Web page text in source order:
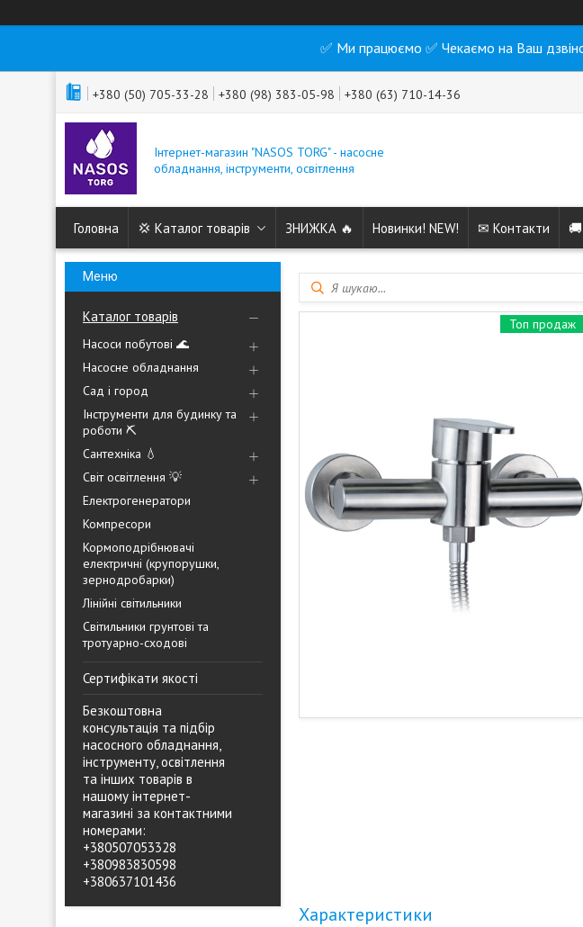
✅ Ми працюємо ✅ Чекаємо на Ваш
+380 (50) 705-33-28 +380 (98) 383-05-98 +380 (63) 710-14-36
Інтернет-магазин "NASOS TORG" - насосне
обладнання, інструменти, освітлення
Головна 💢 Каталог товарів ЗНИЖКА 🔥 Новинки! NEW! ✉ Контакти
Каталог товарів
Насоси побутові 🌊
Насосне обладнання
Сад і город
Інструменти для будинку та
роботи ⛏️
Сантехніка 💧
Світ освітлення 💡
Електрогенератори
Компресори
Кормоподрібнювачі
електричні (крупорушки,
зернодробарки)
Лінійні світильники
Світильники грунтові та
тротуарно-сходові
Сертифікати якості
Безкоштовна
консультація та підбір
насосного обладнання,
інструменту, освітлення
та інших товарів в
нашому інтернет-
магазині за контактними
номерами:
+380507053328
+380983830598
+380637101436
Топ продаж
Характеристики